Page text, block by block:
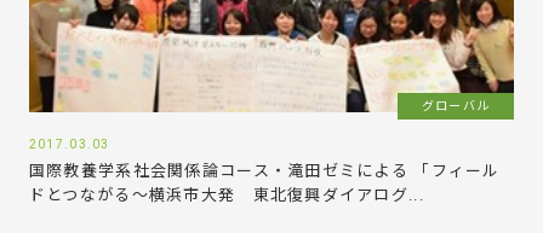
グローバル
2017.03.03
国際教養学系社会関係論コース・滝田ゼミによる 「フィール
ドとつながる～横浜市大発 東北復興ダイアログ...